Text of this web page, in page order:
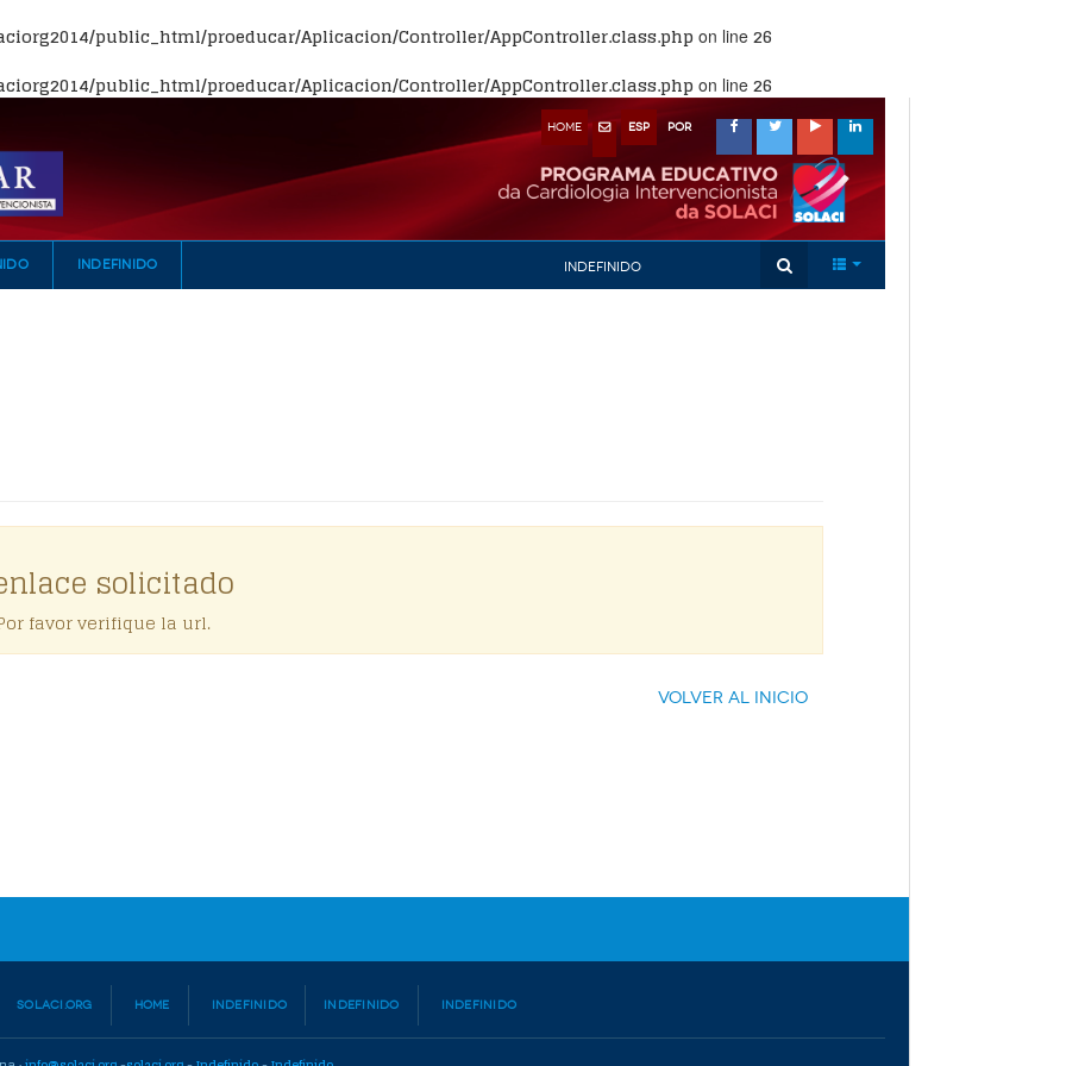
public_html/proeducar/Aplicacion/Controller/AppController.class.php on line 26
public_html/proeducar/Aplicacion/Controller/AppController.class.php on line 26
HOME ESP POR
INDEFINIDO
solicitado
favor verifique la url.
Volver al inicio
SOLACI.ORG HOME INDEFINIDO INDEFINIDO INDEFINIDO